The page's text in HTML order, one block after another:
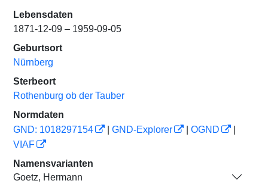
Lebensdaten
1871-12-09 – 1959-09-05
Geburtsort
Nürnberg
Sterbeort
Rothenburg ob der Tauber
Normdaten
GND: 1018297154
GND-Explorer OGND
VIAF
Namensvarianten
Goetz, Hermann